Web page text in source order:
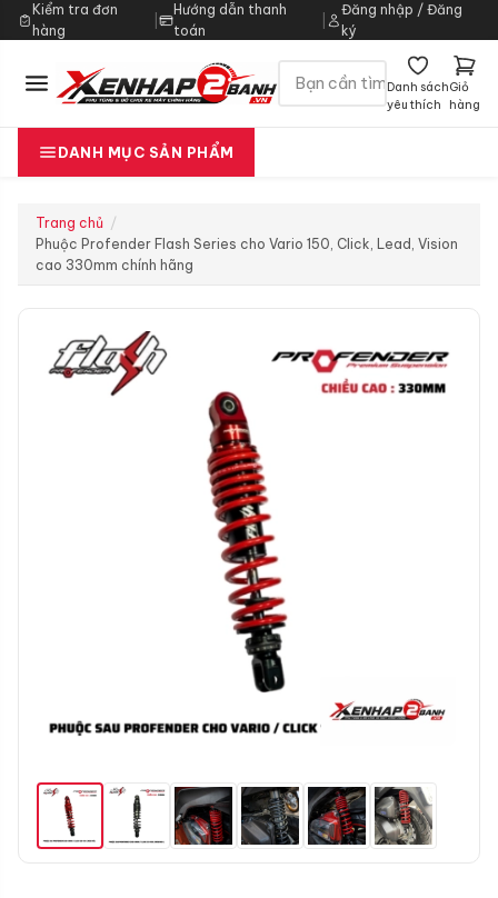
Kiểm tra đơn
hàng
|
Hướng dẫn thanh
toán
Đăng nhập / Đăng
ký
Danh sách
yêu thích
Giỏ
hàng
DANH MỤC SẢN PHẨM
Trang chủ
Phuộc Profender Flash Series cho Vario 150, Click, Lead, Vision
cao 330mm chính hãng